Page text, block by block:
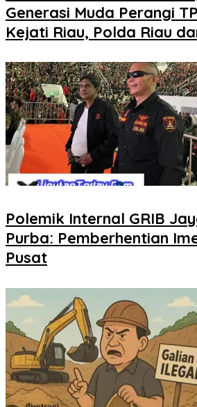
Generasi Muda Perangi
Kejati Riau, Polda Riau
Polemik Internal GRIB
Purba: Pemberhentian
Pusat